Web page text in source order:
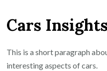
Cars Insights
This is a short paragraph
interesting aspects of cars.